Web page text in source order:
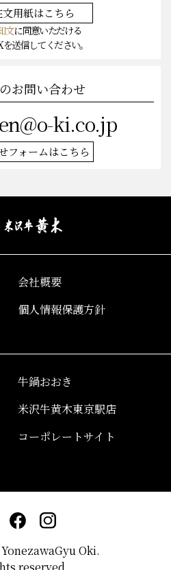
用紙はこちら
文に同意いただける
送信してください。
お問い合わせ
ki.co.jp
フォームはこちら
会社概要
個人情報保護方針
牛鍋おおき
米沢牛黄木東京駅店
コーポレートサイト
Oki.